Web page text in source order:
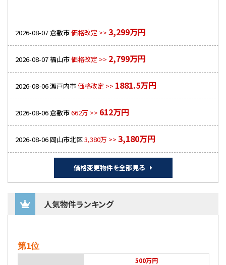
2026-08-07倉敷市価格改定 >> 3,299万円
2026-08-07福山市価格改定 >> 2,799万円
2026-08-06瀬戸内市価格改定 >> 1881.5万円
2026-08-06倉敷市662万 >> 612万円
2026-08-06 岡山市北区3,380万 >> 3,180万円
価格変更物件を全部見る
人気物件ランキング
第1位
500万円